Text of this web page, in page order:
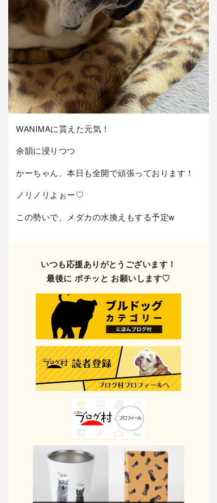
WANIMAに貰えた元気！
余韻に浸りつつ
かーちゃん、本日も全開で頑張っております！
ノリノリよぉー♡
この勢いで、メダカの水換えもする予定w
いつも応援ありがとうございます！
最後に ポチッと お願いします♡